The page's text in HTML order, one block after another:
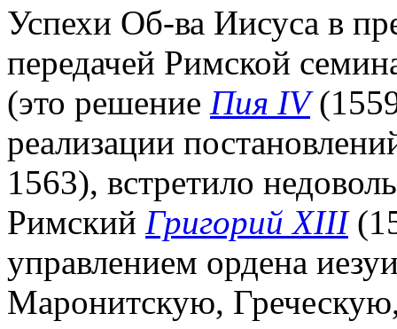
Успехи Об-ва Иисуса в
передачей Римской
(это решение Пия IV
реализации
1563), встретило
Римский Григорий XIII
управлением ордена
Маронитскую,